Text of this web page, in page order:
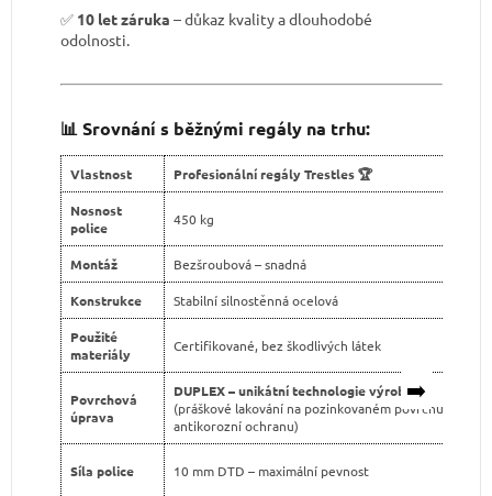
✅ 10 let záruka – důkaz kvality a dlouhodobé
odolnosti.
📊 Srovnání s běžnými regály na trhu:
➡️
Vlastnost Profesionální regály Trestles 🏆
Nosnost
police
450 kg
Montáž Bezšroubová – snadná
Konstrukce Stabilní silnostěnná ocelová
Použité
materiály
Certifikované, bez škodlivých látek
Povrchová
úprava
DUPLEX – unikátní technologie výroby
(práškové lakování na pozinkovaném povrchu pro
antikorozní ochranu)
Síla police 10 mm DTD – maximální pevnost